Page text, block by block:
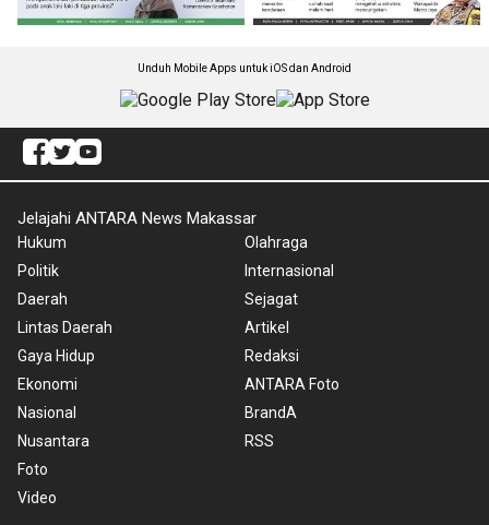
Unduh Mobile Apps untuk iOS dan Android
Jelajahi ANTARA News Makassar
Hukum
Politik
Daerah
Lintas Daerah
Gaya Hidup
Ekonomi
Nasional
Nusantara
Foto
Video
Olahraga
Internasional
Sejagat
Artikel
Redaksi
ANTARA Foto
BrandA
RSS